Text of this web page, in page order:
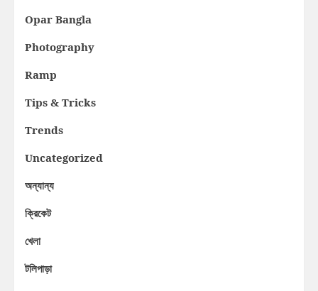
Opar Bangla
Photography
Ramp
Tips & Tricks
Trends
Uncategorized
অন্যান্য
ক্রিকেট
খেলা
টলিপাড়া